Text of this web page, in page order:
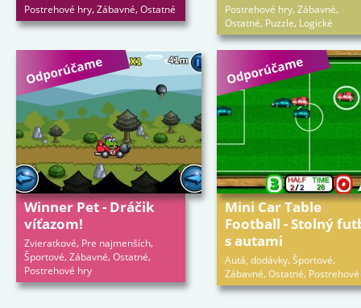
Postrehové hry,Zábavné,Ostatné Postrehové hry,Zábavné,
Ostatné, Puzzle, Logické
Winner Pet - Dráčik
víťazom!
Zvieratkové, Pre najmenších,
Športové,Zábavné,Ostatné,
Postrehové hry
Mini Car Table
Football - Stolný
s autami
Autá, dodávky,Športové,
Zábavné,Ostatné,